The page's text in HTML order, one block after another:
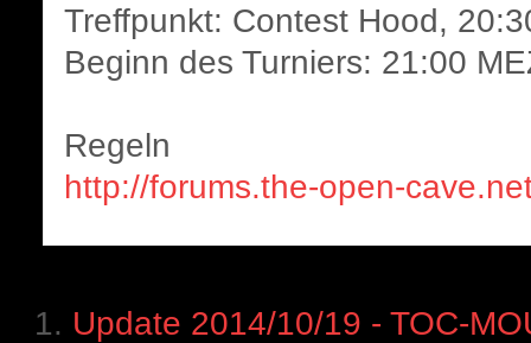
Treffpunkt: Contest Hood,
Beginn des Turniers: 21:00
Regeln
http://forums.the-open-
Update 2014/10/19 - TOC-